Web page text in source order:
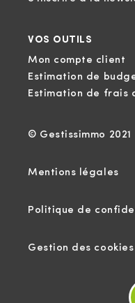
VOS OUTILS
Mon compte client
Estimation de
Estimation de frais
© Gestissimmo 2021
Mentions légales
Politique de
Gestion des cookies